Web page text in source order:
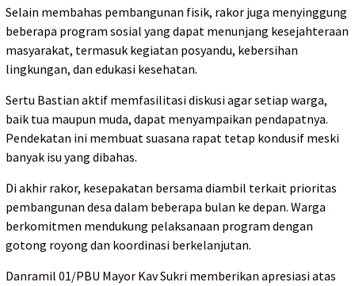
Selain membahas pembangunan fisik, rakor juga menyinggung
beberapa program sosial yang dapat menunjang kesejahteraan
masyarakat, termasuk kegiatan posyandu, kebersihan
lingkungan, dan edukasi kesehatan.
Sertu Bastian aktif memfasilitasi diskusi agar setiap warga,
baik tua maupun muda, dapat menyampaikan pendapatnya.
Pendekatan ini membuat suasana rapat tetap kondusif meski
banyak isu yang dibahas.
Di akhir rakor, kesepakatan bersama diambil terkait prioritas
pembangunan desa dalam beberapa bulan ke depan. Warga
berkomitmen mendukung pelaksanaan program dengan
gotong royong dan koordinasi berkelanjutan.
Danramil 01/PBU Mayor Kav Sukri memberikan apresiasi atas